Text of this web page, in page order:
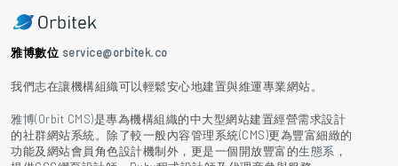
雅博數位 service@orbitek.co
我們志在讓機構組織可以輕鬆安心地建置與維運專業網站。
雅博(Orbit CMS)是專為機構組織的中大型網站建置經營需求設計
的社群網站系統。除了較一般內容管理系統(CMS)更為豐富細緻的
功能及網站會員角色設計機制外，更是一個開放豐富的生態系 ，